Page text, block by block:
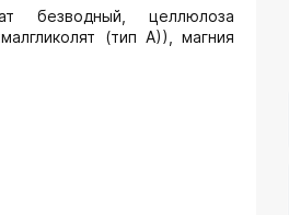
безводный, целлюлоза
(тип А)), магния